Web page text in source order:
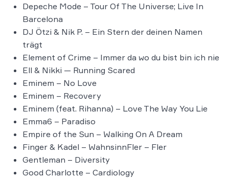
Depeche Mode – Tour Of The Universe; Live In
Barcelona
DJ Ötzi & Nik P. – Ein Stern der deinen Namen
trägt
Element of Crime – Immer da wo du bist bin ich nie
Ell & Nikki — Running Scared
Eminem – No Love
Eminem – Recovery
Eminem (feat. Rihanna) – Love The Way You Lie
Emma6 – Paradiso
Empire of the Sun – Walking On A Dream
Finger & Kadel – WahnsinnFler – Fler
Gentleman – Diversity
Good Charlotte – Cardiology